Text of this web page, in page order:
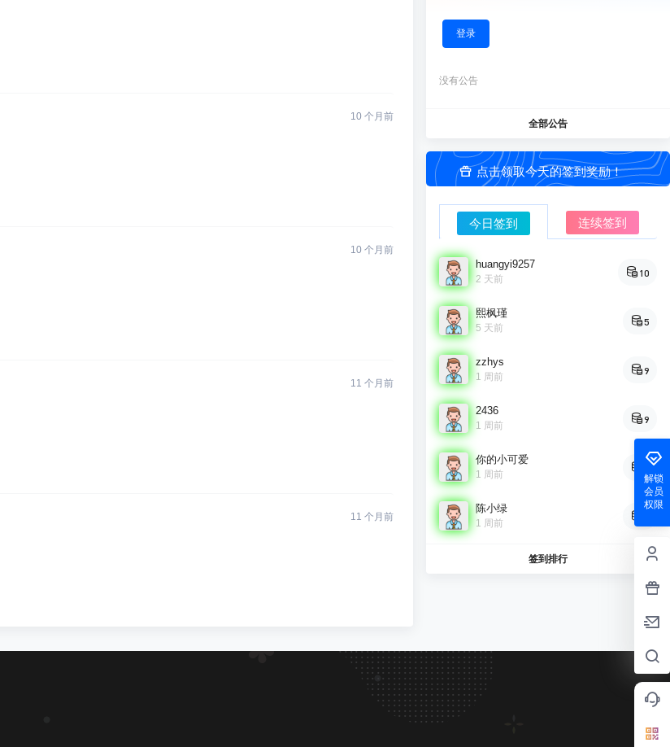
10 个月前
10 个月前
11 个月前
11 个月前
登录
没有公告
全部公告
点击领取今天的签到奖励！
今日签到 连续签到
huangyi9257
2 天前
10
熙枫瑾
5 天前
5
zzhys
1 周前
9
2436
1 周前
9
你的小可爱
1 周前
陈小绿
1 周前
签到排行
解锁
会员
权限